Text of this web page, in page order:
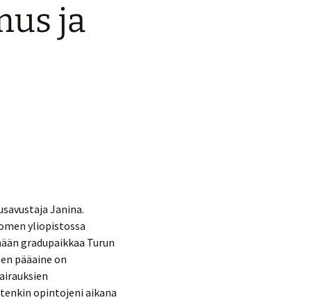
ja
Janina.
yliopistossa
gradupaikkaa Turun
pääaine on
opintojeni aikana